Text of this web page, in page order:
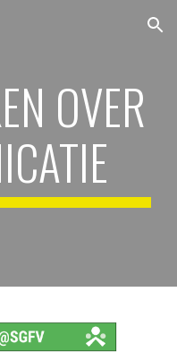
Skip to navigation
OVER